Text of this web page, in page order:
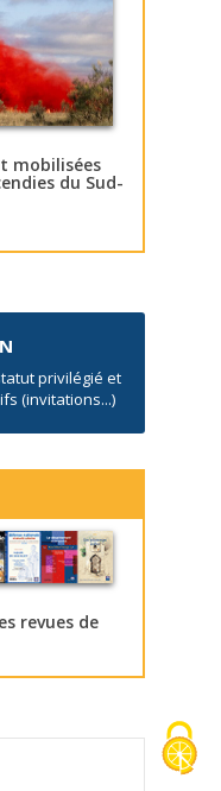
mobilisées
du Sud-
privilégié et
(invitations...)
revues de